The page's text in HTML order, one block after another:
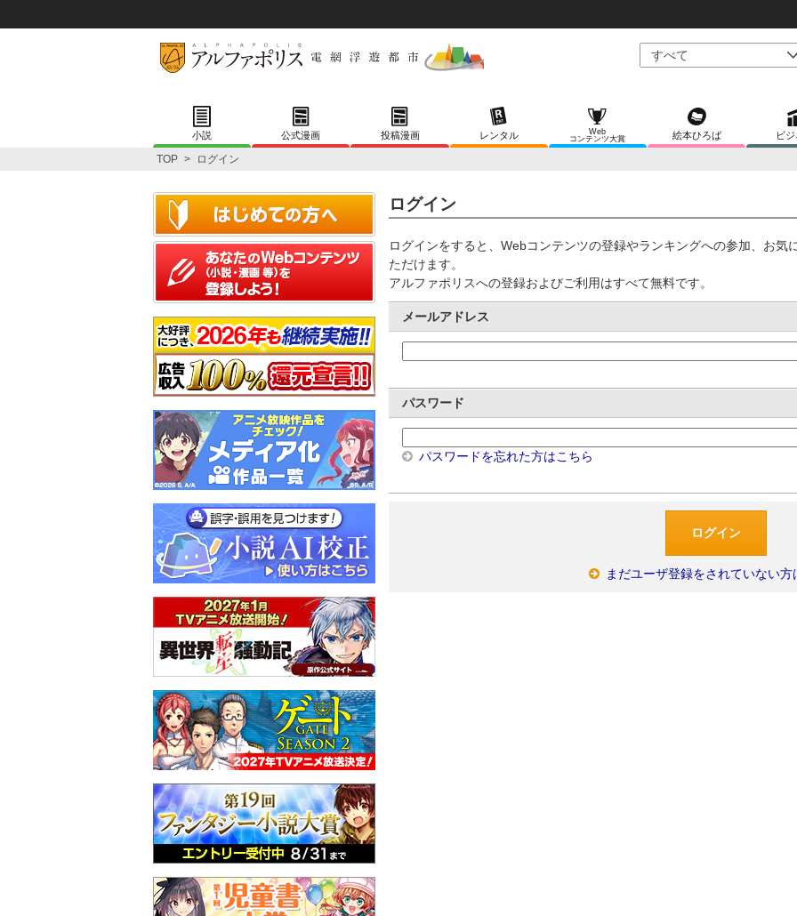
小説 公式漫画 投稿漫画 レンタル
Web
コンテンツ大賞
絵本ひろば ビ
TOP > ログイン
ログイン
ログインをすると、Webコンテンツの登録やランキングへの参加、お気
ただけます。
アルファポリスへの登録およびご利用はすべて無料です。
メールアドレス
パスワード
パスワードを忘れた方はこちら
まだユーザ登録をされていない方